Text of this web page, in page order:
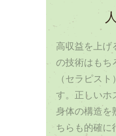
高収益を上げ
の技術はもち
（セラピス
す。正しいホ
身体の構造を
ちらも的確に